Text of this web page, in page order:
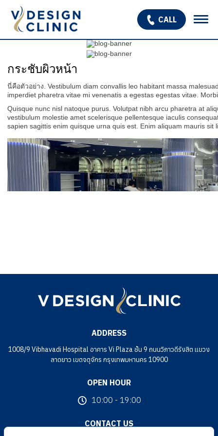
เกี่ยวกับเรา
OPEN SUBMENU
โปรแกรมรักษาหลุมสิว
รักษาผมร่วง ผมบาง
สินค้า
โปรโมชั่น
รีวิว
CALL
กระชับผิวหน้า
นี่คือตัวอย่าง. Vestibulum diam convallis leo habitant massa
imperdiet pharetra vitae mi venenatis a egestas egestas vitae.
Quisque nunc nisl natoque purus. Volutpat nibh arcu pharetra at
vestibulum molestie amet scelerisque pellentesque iaculis
sapien sagittis enim quisque urna quis est. Enim aliquam mauris
ADDRESS
1008/9 Vibhavadi Hospital อาคาร Vi Plaza ชั้น 9 ถนนวิภาวดีรังสิต แขวง
ลาดยาว เขตจตุจักร กรุงเทพมหานคร 10900
OPEN HOUR
10:00 - 19:00
CONTACT US